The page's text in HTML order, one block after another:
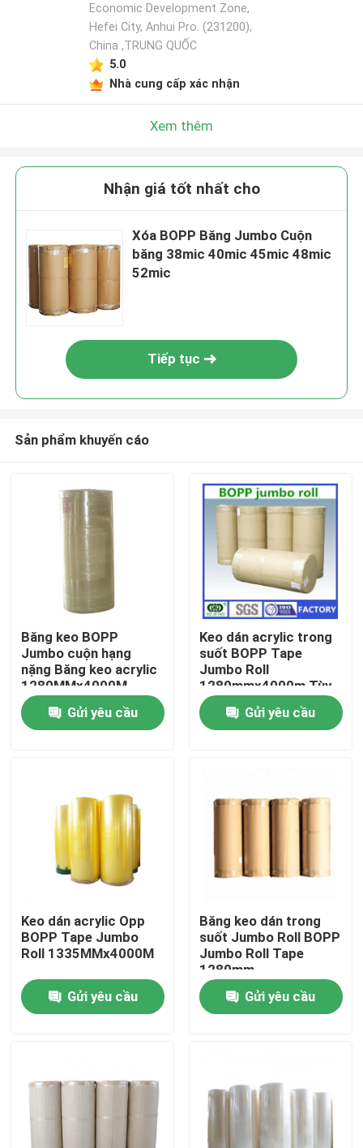
Nhà
Các sản phẩm
Tham quan nhà máy
Kiểm soát chất lượng
Liên hệ chúng tôi
Yêu cầu báo giá
Băng dính giấy kraft
Băng dính PET
Economic Development Zone,
Hefei City, Anhui Pro. (231200),
China ,TRUNG QUỐC
5.0
Nhà cung cấp xác nhận
Xem thêm
Nhận giá tốt nhất cho
Xóa BOPP Băng Jumbo Cuộn
băng 38mic 40mic 45mic 48mic
52mic
Tiếp tục
Sản phẩm khuyến cáo
Băng keo BOPP
Jumbo cuộn hạng
nặng Băng keo acrylic
1280MMx4000M
Gửi yêu cầu
Keo dán acrylic trong
suốt BOPP Tape
Jumbo Roll
1280mmx4000m Tùy
chỉnh
Gửi yêu cầu
Keo dán acrylic Opp
BOPP Tape Jumbo
Roll 1335MMx4000M
Gửi yêu cầu
Băng keo dán trong
suốt Jumbo Roll BOPP
Jumbo Roll Tape
1280mm
Gửi yêu cầu